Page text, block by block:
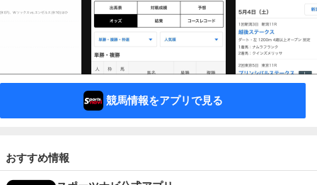
競馬情報をアプリで見る
おすすめ情報